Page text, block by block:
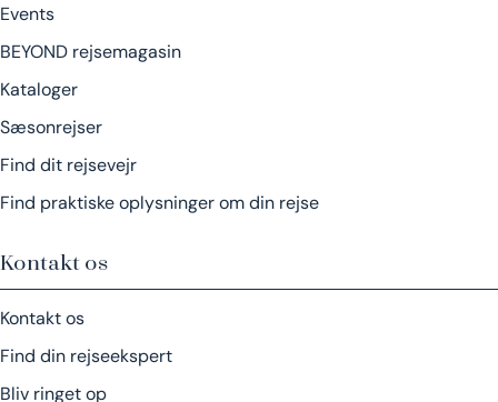
Events
BEYOND rejsemagasin
Kataloger
Sæsonrejser
Find dit rejsevejr
Find praktiske oplysninger om din rejse
Kontakt os
Kontakt os
Find din rejseekspert
Bliv ringet op